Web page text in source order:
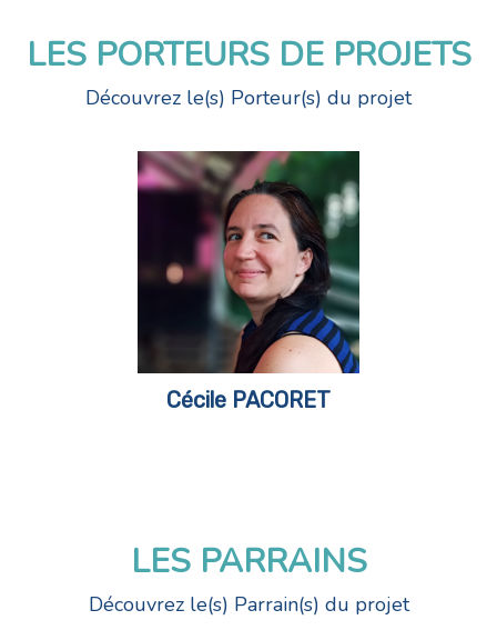
LES PORTEURS DE PROJETS
Découvrez le(s) Porteur(s) du projet
Cécile PACORET
LES PARRAINS
Découvrez le(s) Parrain(s) du projet